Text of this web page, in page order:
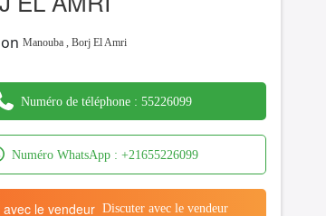
Manouba ,Borj El Amri
Numéro de téléphone : 55226099
Numéro WhatsApp : +21655226099
Discuter avec le vendeur